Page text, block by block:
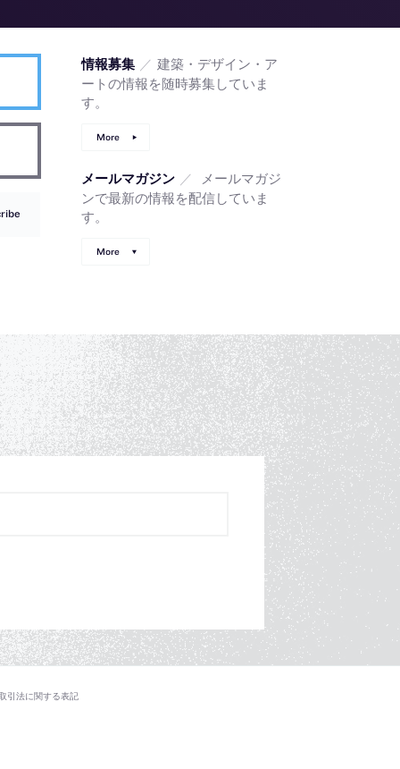
情報募集 ／ 建築・デザイン・ア
ートの情報を随時募集していま
す。
More
メールマガジン ／
メールマガジ
ンで最新の情報を配信していま
す。
More
引法に関する表記